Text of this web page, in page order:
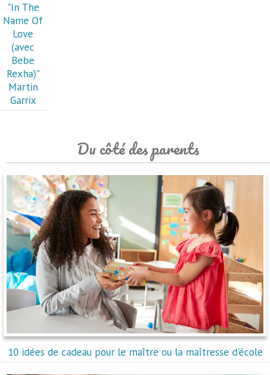
"In The
Name Of
Love
(avec
Bebe
Rexha)"
Martin
Garrix
Du côté des parents
10 idées de cadeau pour le maître ou la maîtresse d'école